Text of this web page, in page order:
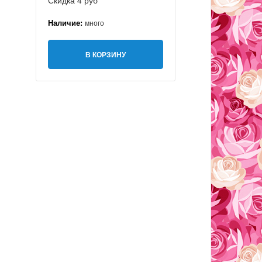
Наличие: много
В КОРЗИНУ